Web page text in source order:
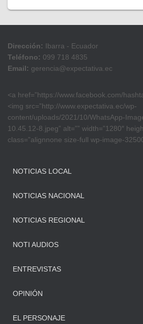
Dirección: Ibarra - Ecuador
Teléfono: 099 718 4835
Email: gerencia@expectativa.ec
<a href=”https://www.facebook.com/
<img src=”http://www.expectativa.ec/wp-
content/uploads/2021/10/WhatsApp-
10.45.12-8.jpeg” alt=”” width=”1280″
class=”alignnone size-full wp-image-
NOTICIAS LOCAL
NOTICIAS NACIONAL
NOTICIAS REGIONAL
NOTI AUDIOS
ENTREVISTAS
OPINIÓN
EL PERSONAJE